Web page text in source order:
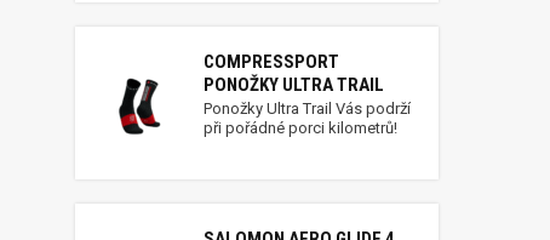
COMPRESSPORT
PONOŽKY ULTRA TRAIL
Ponožky Ultra Trail Vás podrží
při pořádné porci kilometrů!